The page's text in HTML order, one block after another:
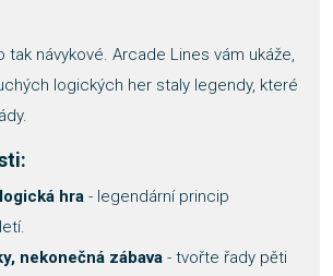
tak návykové. Arcade Lines vám ukáže,
logických her staly legendy, které
hra - legendární princip
nekonečná zábava - tvořte řady pěti